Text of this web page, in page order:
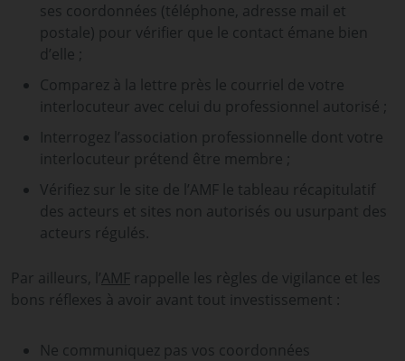
ses coordonnées (téléphone, adresse mail et
postale) pour vérifier que le contact émane bien
d’elle ;
Comparez à la lettre près le courriel de votre
interlocuteur avec celui du professionnel autorisé ;
Interrogez l’association professionnelle dont votre
interlocuteur prétend être membre ;
Vérifiez sur le site de l’AMF le tableau récapitulatif
des acteurs et sites non autorisés ou usurpant des
acteurs régulés.
Par ailleurs, l’AMF rappelle les règles de vigilance et les
bons réflexes à avoir avant tout investissement :
Ne communiquez pas vos coordonnées